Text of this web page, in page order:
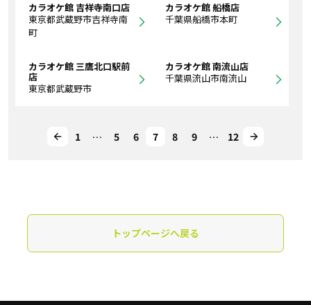
カラオケ館 吉祥寺南口店
東京都武蔵野市吉祥寺南
町
カラオケ館 船橋店
千葉県船橋市本町
カラオケ館 三鷹北口駅前
店
東京都武蔵野市
カラオケ館 南流山店
千葉県流山市南流山
1 … 5 6 7 8 9 … 12
トップページへ戻る